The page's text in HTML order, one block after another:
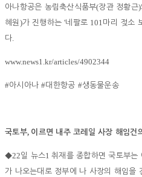
아나항공은 농림축산식품부(장관 정황근)
혜원 )가 진행하는'네팔로 101마리 젖소
다.
www.news1.kr/articles/4902344
#아시아나#대한항공 #생동물운송
국토부, 이르면 내주 코레일 사장 해임건
◆22일 뉴스1취재를 종합하면 국토부는
가 나오는대로 정부에 나 사장의 해임을